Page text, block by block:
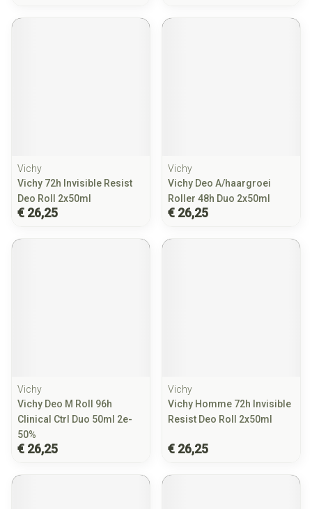
Vichy
Vichy 72h Invisible Resist
Deo Roll 2x50ml
€ 26,25
Vichy
Vichy Deo A/haargroei
Roller 48h Duo 2x50ml
€ 26,25
Vichy
Vichy Deo M Roll 96h
Clinical Ctrl Duo 50ml 2e-
50%
€ 26,25
Vichy
Vichy Homme 72h Invisible
Resist Deo Roll 2x50ml
€ 26,25